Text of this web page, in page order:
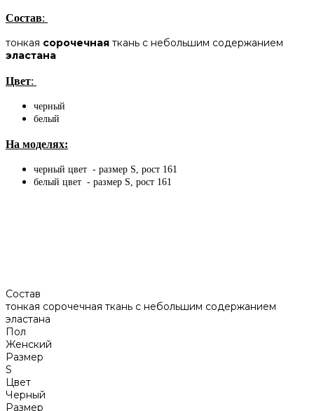
Состав:
тонкая сорочечная ткань с небольшим содержанием
эластана
Цвет:
черный
белый
На моделях:
черный цвет - размер S, рост 161
белый цвет - размер S, рост 161
Состав
тонкая сорочечная ткань с небольшим содержанием
эластана
Пол
Женский
Размер
S
Цвет
Черный
Размер